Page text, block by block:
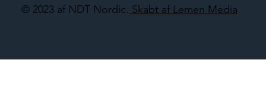
© 2023 af NDT Nordic. Skabt af Lemen Media